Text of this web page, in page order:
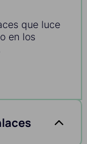
que luce
en los